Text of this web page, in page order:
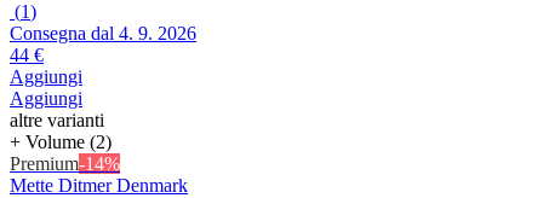
(1)
Consegna dal 4. 9. 2026
44 €
Aggiungi
Aggiungi
altre varianti
+ Volume (2)
Premium-14%
Mette Ditmer Denmark